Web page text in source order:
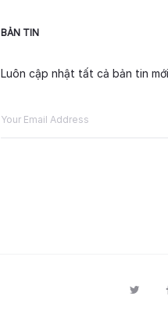
BẢN TIN
Luôn cập nhật tất cả bản tin